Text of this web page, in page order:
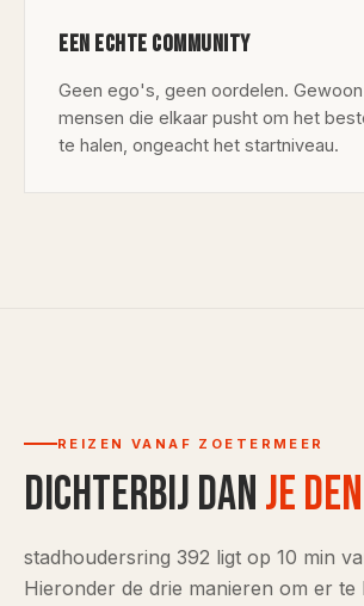
EEN ECHTE COMMUNITY
Geen ego's, geen oordelen.
mensen die elkaar pusht om het
te halen, ongeacht het startniveau.
REIZEN VANAF ZOETERMEER
Dichterbij danje
stadhoudersring 392 ligt op 10 min
Hieronder de drie manieren om er te